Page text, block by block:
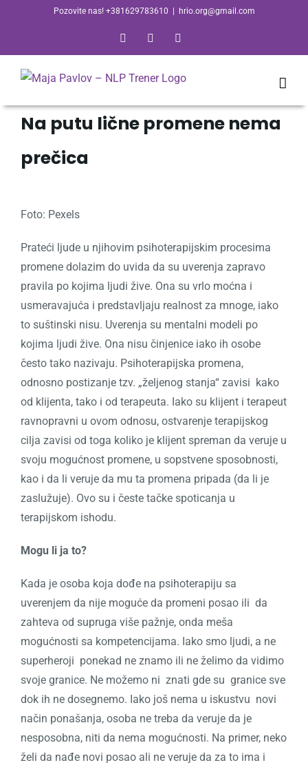
Pozovite nas! +381629783610 hrio.org@gmail.com
FacebookEmail
Na putu lične promene nema
prečica
Foto: Pexels
Prateći ljude u njihovim psihoterapijskim procesima
promene dolazim do uvida da su uverenja zapravo
pravila po kojima ljudi žive. Ona su vrlo moćna i
usmeravajuća i predstavljaju realnost za mnoge, iako
to suštinski nisu. Uverenja su mentalni modeli po
kojima ljudi žive. Ona nisu činjenice iako ih osobe
često tako nazivaju. Psihoterapijska promena,
odnosno postizanje tzv. „željenog stanja“ zavisi kako
od klijenta, tako i od terapeuta. Iako su klijent i terapeut
ravnopravni u ovom odnosu, ostvarenje terapijskog
cilja zavisi od toga koliko je klijent spreman da veruje u
svoju mogućnost promene, u sopstvene sposobnosti,
kao i da li veruje da mu ta promena pripada (da li je
zaslužuje). Ovo su i česte tačke spoticanja u
terapijskom ishodu.
Mogu li ja to?
Kada je osoba koja dođe na psihoterapiju sa
uverenjem da nije moguće da promeni posao ili da
zahteva od supruga više pažnje, onda meša
mogućnosti sa kompetencijama. Iako smo ljudi, a ne
superheroji ponekad ne znamo ili ne želimo da vidimo
svoje granice. Ne možemo ni znati gde su granice sve
dok ih ne dosegnemo. Iako još nema u iskustvu novi
način ponašanja, osoba ne treba da veruje da je
nesposobna, niti da nema mogućnosti. Na primer, neko
želi da nađe novi posao ali ne veruje da za to ima i